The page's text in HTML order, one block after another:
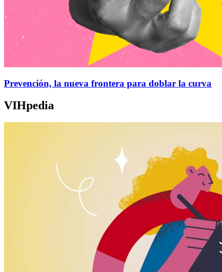
Prevención, la nueva frontera para doblar la curva
VIHpedia